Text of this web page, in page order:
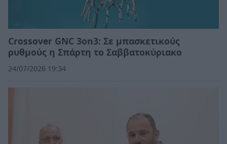
Crossover GNC 3on3: Σε μπασκετικούς
ρυθμούς η Σπάρτη το Σαββατοκύριακο
24/07/2026 19:34